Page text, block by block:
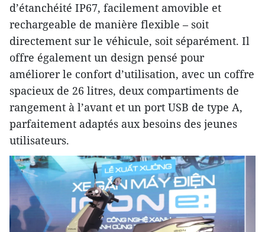
d’étanchéité IP67, facilement amovible et
rechargeable de manière flexible – soit
directement sur le véhicule, soit séparément. Il
offre également un design pensé pour
améliorer le confort d’utilisation, avec un coffre
spacieux de 26 litres, deux compartiments de
rangement à l’avant et un port USB de type A,
parfaitement adaptés aux besoins des jeunes
utilisateurs.